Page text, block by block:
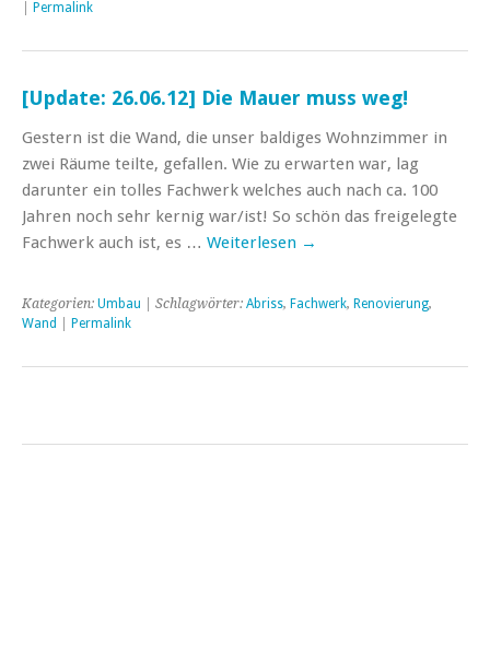
Permalink
[Update: 26.06.12] Die Mauer muss weg!
Gestern ist die Wand, die unser baldiges Wohnzimmer in
zwei Räume teilte, gefallen. Wie zu erwarten war, lag
darunter ein tolles Fachwerk welches auch nach ca. 100
Jahren noch sehr kernig war/ist! So schön das freigelegte
Fachwerk auch ist, es … Weiterlesen →
Kategorien: Umbau | Schlagwörter: Abriss, Fachwerk, Renovierung,
Wand
Permalink